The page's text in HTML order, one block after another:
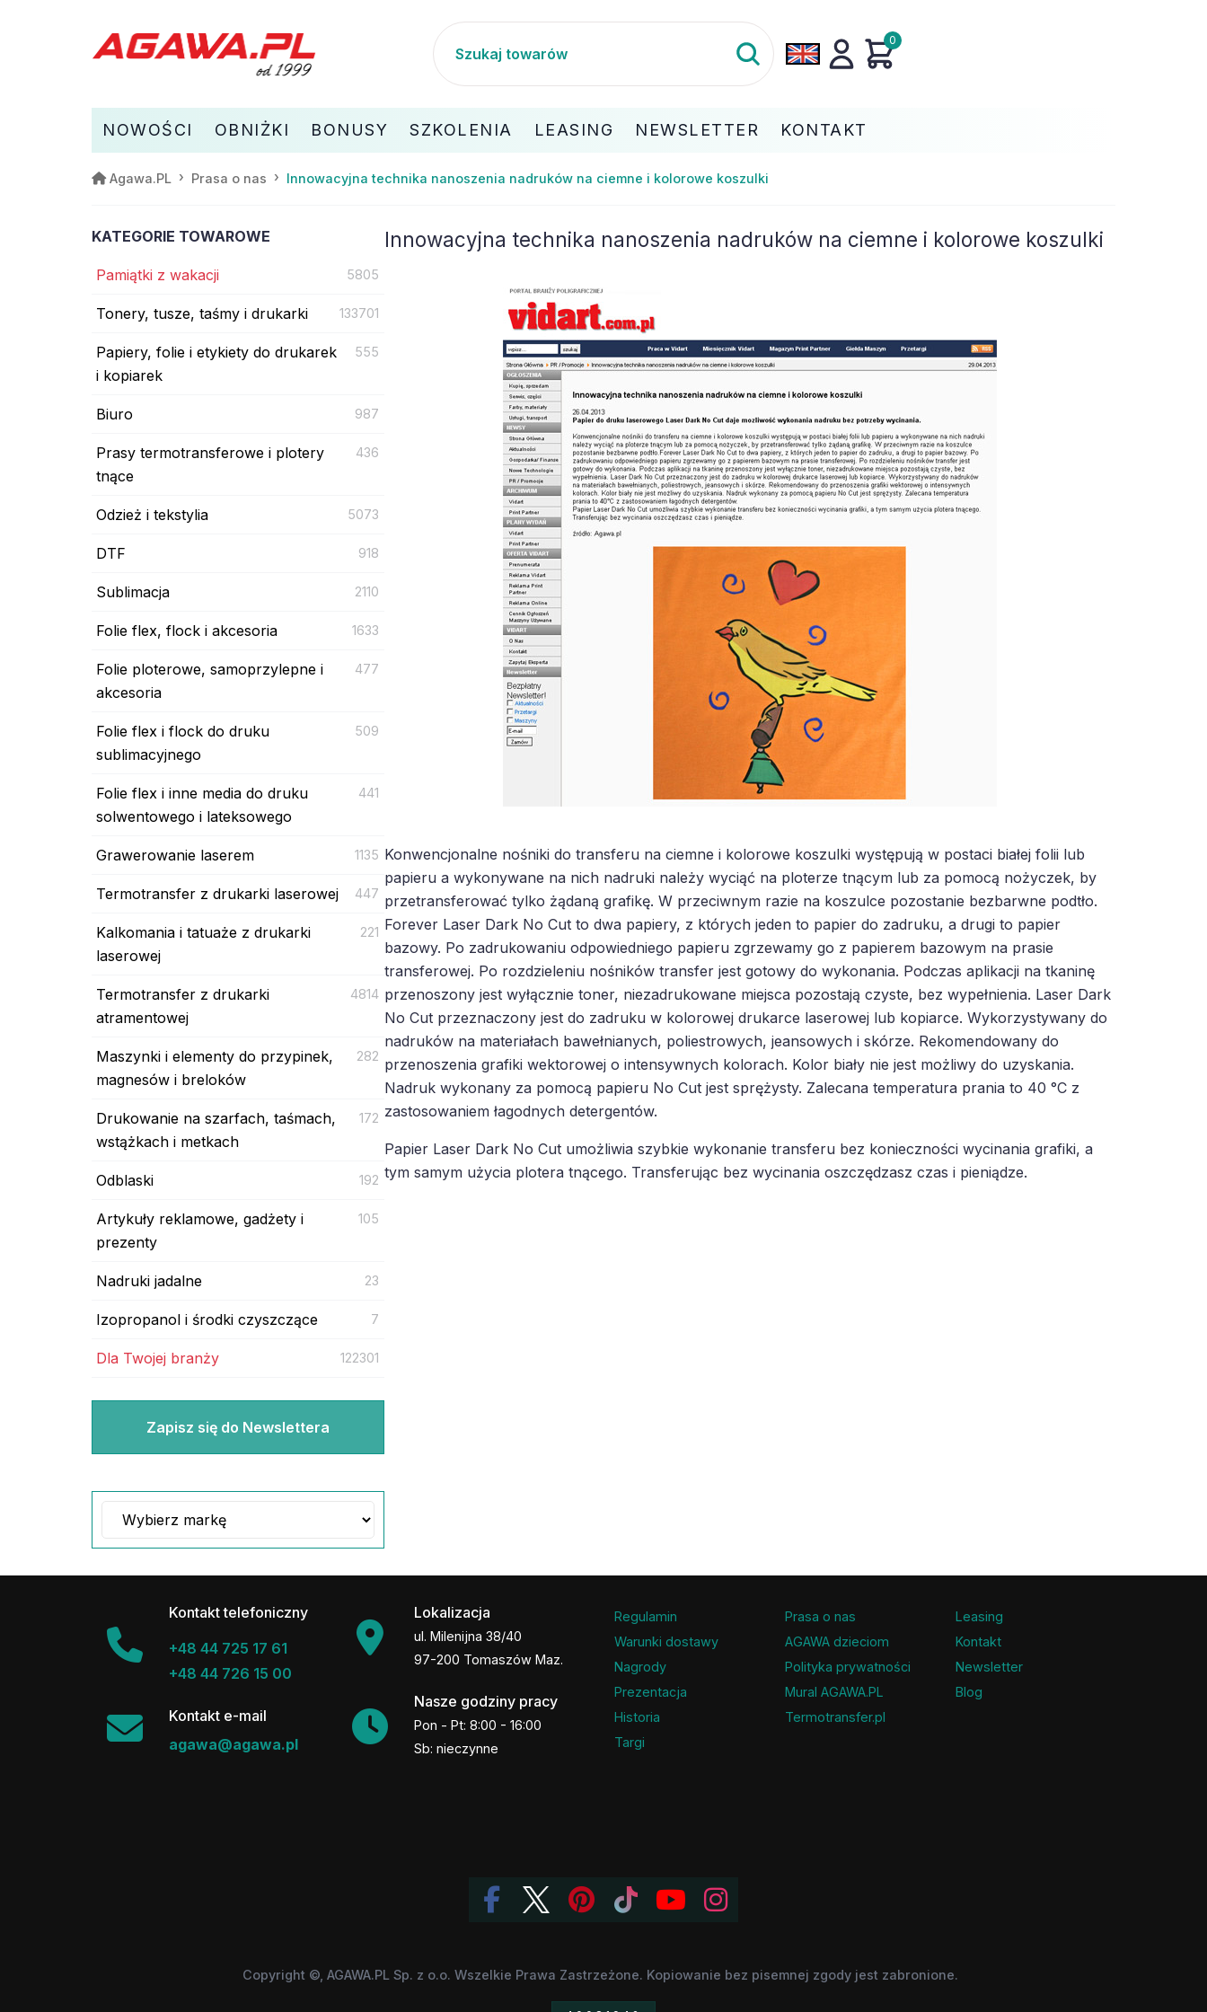
0
NOWOŚCI OBNIŻKI BONUSY SZKOLENIA LEASING NEWSLETTER KONTAKT
Agawa.PL Prasa o nas Innowacyjna technika nanoszenia nadruków na ciemne i kolorowe koszulki
KATEGORIE TOWAROWE
Pamiątki z wakacji 5805
Tonery, tusze, taśmy i drukarki 133701
Papiery, folie i etykiety do drukarek
i kopiarek
555
Biuro 987
Prasy termotransferowe i plotery
tnące
436
Odzież i tekstylia 5073
DTF 918
Sublimacja 2110
Folie flex, flock i akcesoria 1633
Folie ploterowe, samoprzylepne i
akcesoria
477
Folie flex i flock do druku
sublimacyjnego
509
Folie flex i inne media do druku
solwentowego i lateksowego
441
Grawerowanie laserem 1135
Termotransfer z drukarki laserowej 447
Kalkomania i tatuaże z drukarki
laserowej
221
Termotransfer z drukarki
atramentowej
4814
Maszynki i elementy do przypinek,
magnesów i breloków
282
Drukowanie na szarfach, taśmach,
wstążkach i metkach
172
Odblaski 192
Artykuły reklamowe, gadżety i
prezenty
105
Nadruki jadalne 23
Izopropanol i środki czyszczące 7
Dla Twojej branży 122301
Zapisz się do Newslettera
Innowacyjna technika nanoszenia nadruków na ciemne i kolorowe koszulki
Konwencjonalne nośniki do transferu na ciemne i kolorowe koszulki występują w postaci białej folii lub
papieru a wykonywane na nich nadruki należy wyciąć na ploterze tnącym lub za pomocą nożyczek, by
przetransferować tylko żądaną grafikę. W przeciwnym razie na koszulce pozostanie bezbarwne podtło.
Forever Laser Dark No Cut to dwa papiery, z których jeden to papier do zadruku, a drugi to papier
bazowy. Po zadrukowaniu odpowiedniego papieru zgrzewamy go z papierem bazowym na prasie
transferowej. Po rozdzieleniu nośników transfer jest gotowy do wykonania. Podczas aplikacji na tkaninę
przenoszony jest wyłącznie toner, niezadrukowane miejsca pozostają czyste, bez wypełnienia. Laser Dark
No Cut przeznaczony jest do zadruku w kolorowej drukarce laserowej lub kopiarce. Wykorzystywany do
nadruków na materiałach bawełnianych, poliestrowych, jeansowych i skórze. Rekomendowany do
przenoszenia grafiki wektorowej o intensywnych kolorach. Kolor biały nie jest możliwy do uzyskania.
Nadruk wykonany za pomocą papieru No Cut jest sprężysty. Zalecana temperatura prania to 40 °C z
zastosowaniem łagodnych detergentów.
Papier Laser Dark No Cut umożliwia szybkie wykonanie transferu bez konieczności wycinania grafiki, a
tym samym użycia plotera tnącego. Transferując bez wycinania oszczędzasz czas i pieniądze.
Kontakt telefoniczny
+48 44 725 17 61
+48 44 726 15 00
Kontakt e-mail
agawa@agawa.pl
Lokalizacja
ul. Milenijna 38/40
97-200 Tomaszów Maz.
Nasze godziny pracy
Pon - Pt: 8:00 - 16:00
Sb: nieczynne
Regulamin
Warunki dostawy
Nagrody
Prezentacja
Historia
Targi
Prasa o nas
AGAWA dzieciom
Polityka prywatności
Mural AGAWA.PL
Termotransfer.pl
Leasing
Kontakt
Newsletter
Blog
Copyright ©, AGAWA.PL Sp. z o.o. Wszelkie Prawa Zastrzeżone. Kopiowanie bez pisemnej zgody jest zabronione.